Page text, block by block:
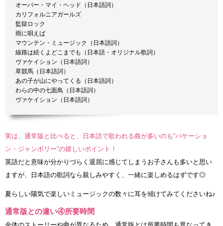
オーバー・マイ・ヘッド（日本語詞）
カリフォルニアガールズ
監獄ロック
雨に唄えば
マウンテン・ミュージック（日本語詞）
線路は続くよどこまでも（日本語・オリジナル歌詞）
ヴァケイション（日本語詞）
草競馬（日本語詞）
あの子が山にやってくる（日本語詞）
わらの中の七面鳥（日本語詞）
ヴァケイション（日本語詞）
実は、通常版と比べると、日本語で歌われる曲が多いのも“バケーショ
ン・ジャンボリー”の嬉しいポイント！
英語だと意味が分かりづらく退屈に感じてしまうお子さんも多いと思い
ますが、日本語の歌詞なら親しみやすく、一緒に楽しめるはずです◎
夏らしい陽気で楽しいミュージックの数々に耳を傾けてみてくださいね♪
通常版との違い④所要時間